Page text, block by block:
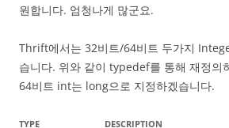
원합니다. 엄청나게 많군요.
Thrift에서는 32비트/64비트 두가지
습니다. 위와 같이 typedef를 통해 재정의
64비트 int는 long으로 지정하겠습니다.
TYPE DESCRIPTION